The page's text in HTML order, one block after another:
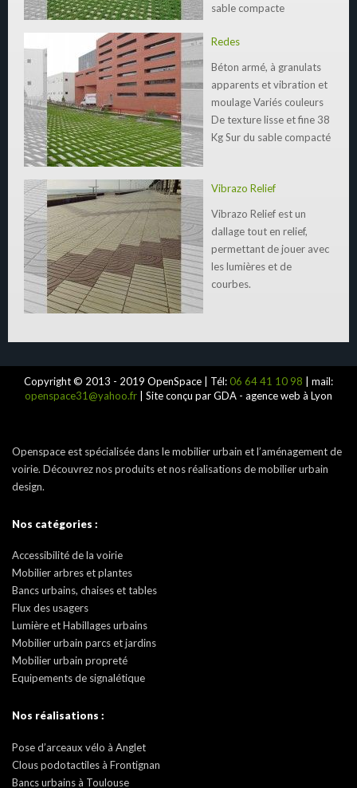
sable compacte
Redes
Béton armé, à granulats
apparents et vibration et
moulage Variés couleurs
De texture lisse et fine 38
Kg Sur du sable compacté
Vibrazo Relief
Vibrazo Relief est un
dallage tout en relief,
permettant de jouer avec
les lumières et de
courbes.
Copyright © 2013 - 2019 OpenSpace | Tél:06 64 41 10 98 | mail:
openspace31@yahoo.fr | Site conçu par GDA - agence web à Lyon
Openspace est spécialisée dans le mobilier urbain et l’aménagement de
voirie. Découvrez nos produits et nos réalisations de mobilier urbain
design.
Nos catégories :
Accessibilité de la voirie
Mobilier arbres et plantes
Bancs urbains, chaises et tables
Flux des usagers
Lumière et Habillages urbains
Mobilier urbain parcs et jardins
Mobilier urbain propreté
Equipements de signalétique
Nos réalisations :
Pose d’arceaux vélo à Anglet
Clous podotactiles à Frontignan
Bancs urbains à Toulouse